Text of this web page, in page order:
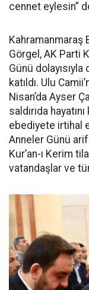
cennet eylesin”
Kahramanmaraş
Görgel, AK Parti
Günü
katıldı. Ulu
Nisan’da Ayser
saldırıda
ebediyete irtihal
Anneler Günü
Kur’an-ı Kerim
vatandaşlar ve